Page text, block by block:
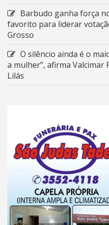
Barbudo ganha força
favorito para liderar
Grosso
O silêncio ainda é o
a mulher”, afirma
Lilás